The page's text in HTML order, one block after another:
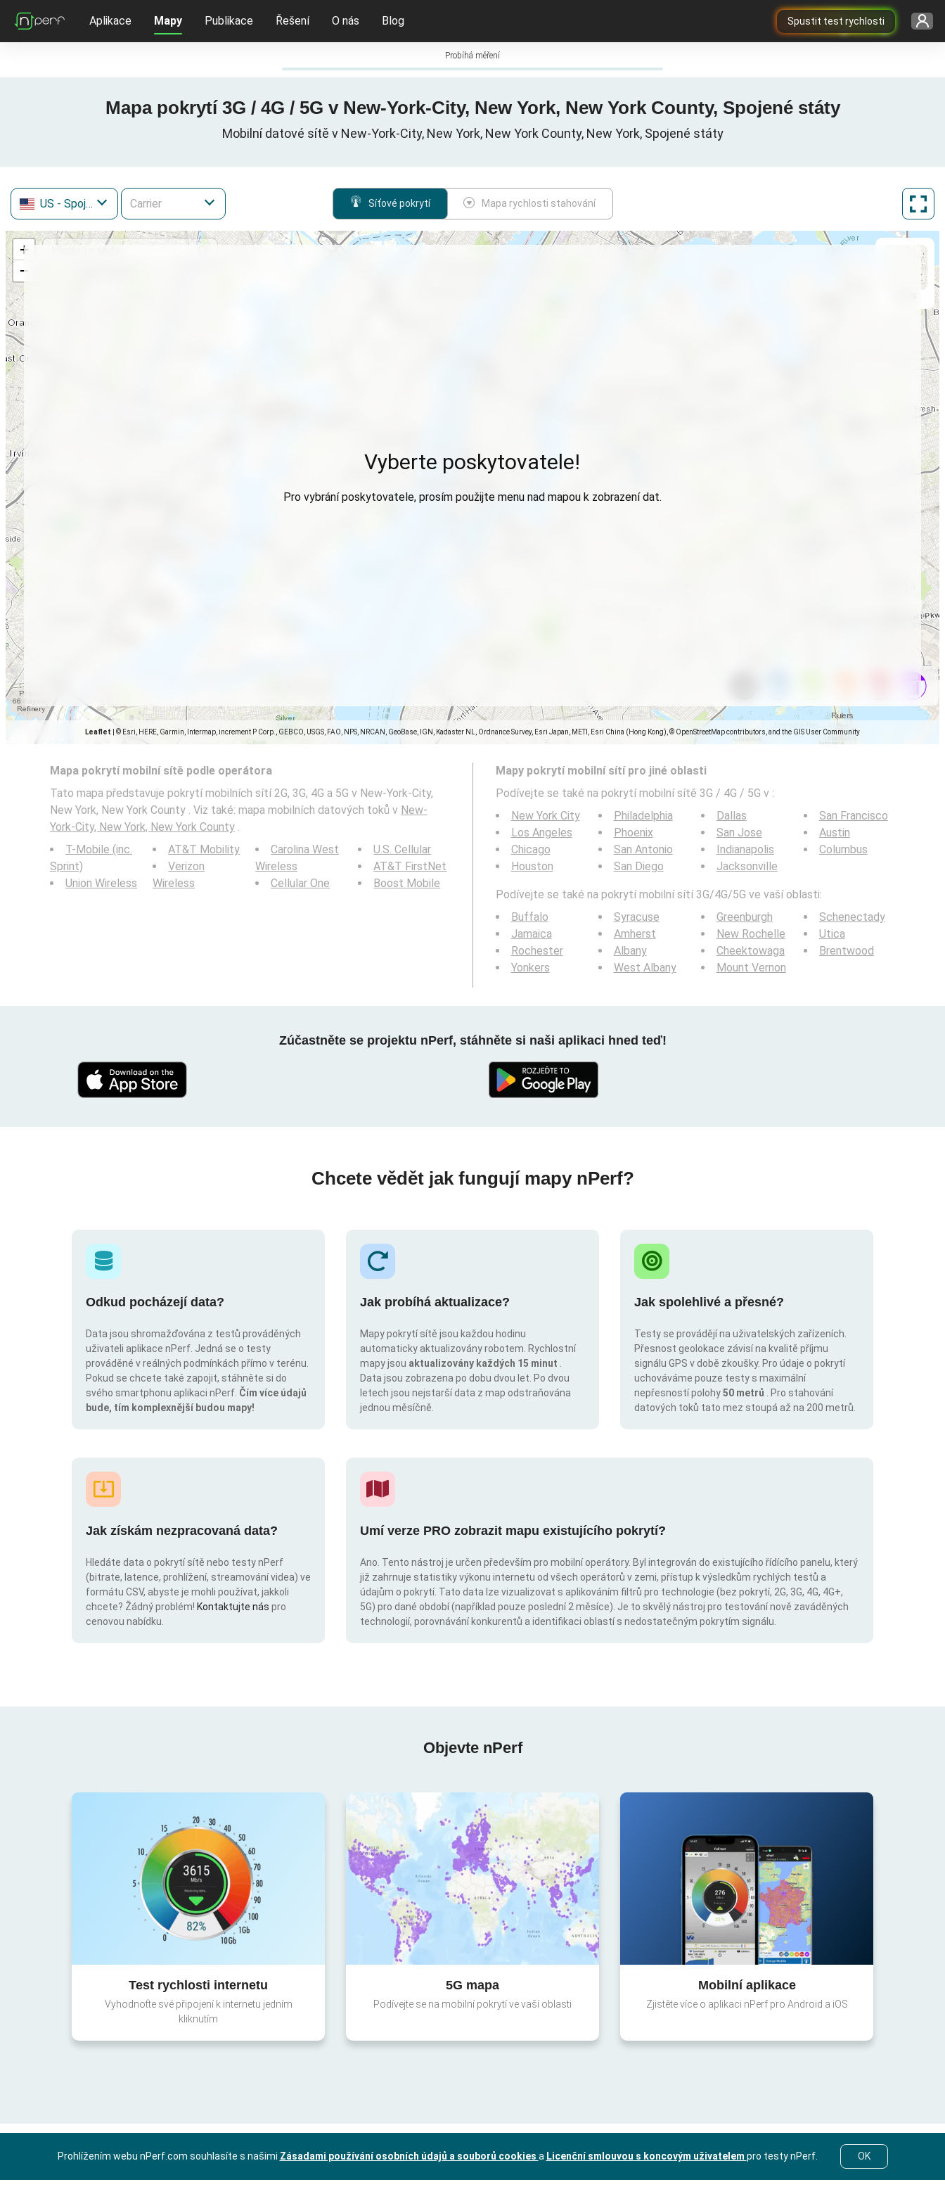
Spustit test rychlosti
Aplikace Mapy Publikace Řešení O nás Blog
Probíhá měření
Mapa pokrytí 3G / 4G / 5G v New-York-City, New York, New York County, Spojené státy
Mobilní datové sítě v New-York-City, New York, New York County, New York, Spojené státy
US - Spojené státy Síťové pokrytí Mapa rychlosti stahování
+
−
Leaflet © Esri, HERE, Garmin, Intermap, increment P Corp., GEBCO, USGS, FAO, NPS, NRCAN, GeoBase, IGN, Kadaster NL, Ordnance Survey, Esri Japan, METI, Esri China (Hong Kong), © OpenStreetMap contributors, and the GIS User Community
Vyberte poskytovatele!
Pro vybrání poskytovatele, prosím použijte menu nad mapou k zobrazení dat.
Mapa pokrytí mobilní sítě podle operátora
Tato mapa představuje pokrytí mobilních sítí 2G, 3G, 4G a 5G v New-York-City,
New York, New York County . Viz také: mapa mobilních datových toků v New-
York-City, New York, New York County .
T-Mobile (inc.
Sprint)
Union Wireless
AT&T Mobility
Verizon
Wireless
Carolina West
Wireless
Cellular One
U.S. Cellular
AT&T FirstNet
Boost Mobile
Mapy pokrytí mobilní sítí pro jiné oblasti
Podívejte se také na pokrytí mobilní sítě 3G / 4G / 5G v :
New York City
Los Angeles
Chicago
Houston
Philadelphia
Phoenix
San Antonio
San Diego
Dallas
San Jose
Indianapolis
Jacksonville
San Francisco
Austin
Columbus
Podívejte se také na pokrytí mobilní sítí 3G/4G/5G ve vaší oblasti:
Buffalo
Jamaica
Rochester
Yonkers
Syracuse
Amherst
Albany
West Albany
Greenburgh
New Rochelle
Cheektowaga
Mount Vernon
Schenectady
Utica
Brentwood
Zúčastněte se projektu nPerf, stáhněte si naši aplikaci hned teď!
Chcete vědět jak fungují mapy nPerf?
Odkud pocházejí data?
Data jsou shromažďována z testů prováděných
uživateli aplikace nPerf. Jedná se o testy
prováděné v reálných podmínkách přímo v terénu.
Pokud se chcete také zapojit, stáhněte si do
svého smartphonu aplikaci nPerf. Čím více údajů
bude, tím komplexnější budou mapy!
Jak probíhá aktualizace?
Mapy pokrytí sítě jsou každou hodinu
automaticky aktualizovány robotem. Rychlostní
mapy jsou aktualizovány každých 15 minut
Data jsou zobrazena po dobu dvou let. Po dvou
letech jsou nejstarší data z map odstraňována
jednou měsíčně.
Jak spolehlivé a přesné?
Testy se provádějí na uživatelských zařízeních.
Přesnost geolokace závisí na kvalitě příjmu
signálu GPS v době zkoušky. Pro údaje o pokrytí
uchováváme pouze testy s maximální
nepřesností polohy50 metrů
. Pro stahování
datových toků tato mez stoupá až na 200 metrů.
Jak získám nezpracovaná data?
Hledáte data o pokrytí sítě nebo testy nPerf
(bitrate, latence, prohlížení, streamování videa) ve
formátu CSV, abyste je mohli používat, jakkoli
chcete? Žádný problém! Kontaktujte nás pro
cenovou nabídku.
Umí verze PRO zobrazit mapu existujícího pokrytí?
Ano. Tento nástroj je určen především pro mobilní operátory. Byl integrován do existujícího řídícího panelu, který
již zahrnuje statistiky výkonu internetu od všech operátorů v zemi, přístup k výsledkům rychlých testů a
údajům o pokrytí. Tato data lze vizualizovat s aplikováním filtrů pro technologie (bez pokrytí, 2G, 3G, 4G, 4G+,
5G) pro dané období (například pouze poslední 2 měsíce). Je to skvělý nástroj pro testování nově zaváděných
technologií, porovnávání konkurentů a identifikaci oblastí s nedostatečným pokrytím signálu.
Objevte nPerf
Test rychlosti internetu
Vyhodnoťte své připojení k internetu jedním
kliknutím
5G mapa
Podívejte se na mobilní pokrytí ve vaší oblasti
Mobilní aplikace
Zjistěte více o aplikaci nPerf pro Android a iOS
Prohlížením webu nPerf.com souhlasíte s našimi Zásadami používání osobních údajů a souborů cookies a Licenční smlouvou s koncovým uživatelem pro testy nPerf. OK